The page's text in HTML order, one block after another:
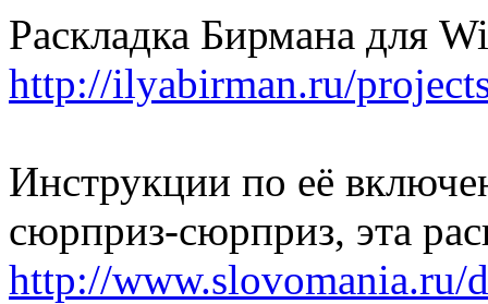
Раскладка Бирмана для
http://ilyabirman.ru/
Инструкции по её
сюрприз-сюрприз, эта
http://